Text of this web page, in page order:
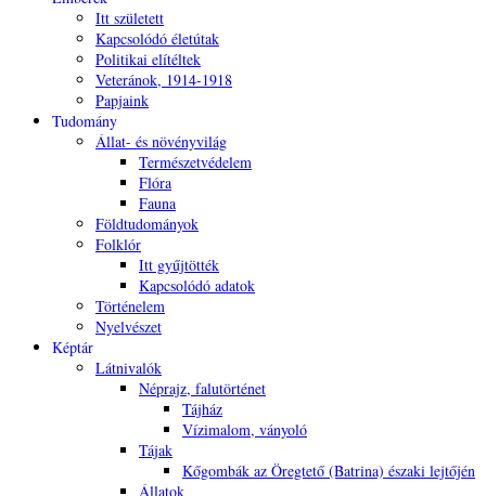
Itt született
Kapcsolódó életútak
Politikai elítéltek
Veteránok, 1914-1918
Papjaink
Tudomány
Állat- és növényvilág
Természetvédelem
Flóra
Fauna
Földtudományok
Folklór
Itt gyűjtötték
Kapcsolódó adatok
Történelem
Nyelvészet
Képtár
Látnivalók
Néprajz, falutörténet
Tájház
Vízimalom, ványoló
Tájak
Kőgombák az Öregtető (Batrina) északi lejtőjén
Állatok